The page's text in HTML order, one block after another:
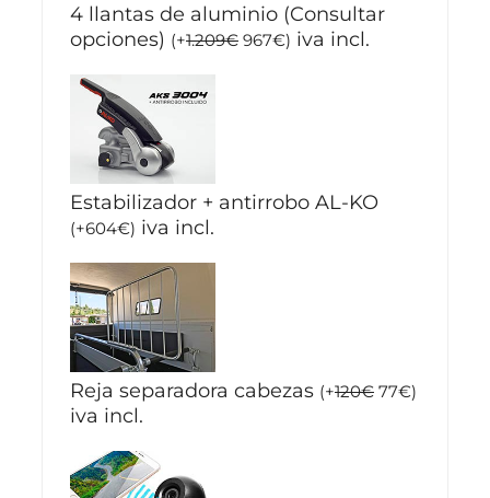
4 llantas de aluminio (Consultar
opciones) (+1.209€ 967€) iva incl.
Estabilizador + antirrobo AL-KO
(+604€) iva incl.
Reja separadora cabezas (+120€ 77€)
iva incl.